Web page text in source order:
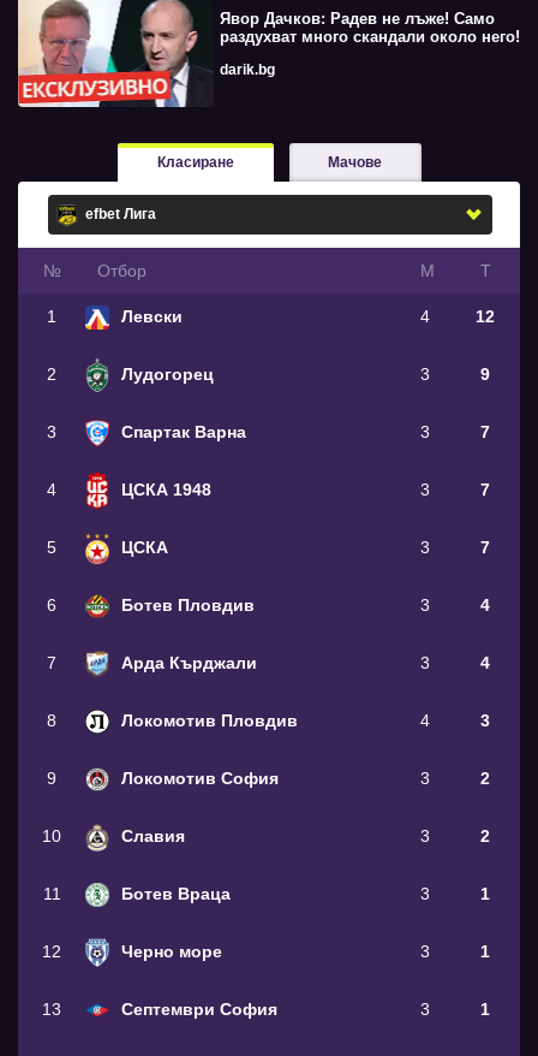
Явор Дачков: Радев не лъже! Само
раздухват много скандали около него!
darik.bg
Класиране Мачове
№ Oтбор М Т
1 Левски 4 12
2 Лудогорец 3 9
3 Спартак Варна 3 7
4 ЦСКА 1948 3 7
5 ЦСКА 3 7
6 Ботев Пловдив 3 4
7 Арда Кърджали 3 4
8 Локомотив Пловдив 4 3
9 Локомотив София 3 2
10 Славия 3 2
11 Ботев Враца 3 1
12 Черно море 3 1
13 Септември София 3 1